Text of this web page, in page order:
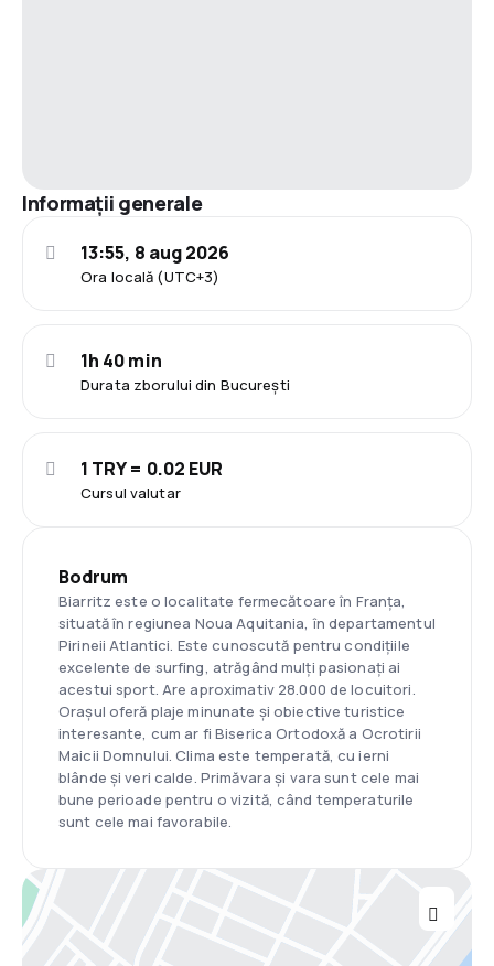
Informații generale
Ora locală (UTC+3)
13:55, 8 aug 2026
Durata zborului din București
1h 40 min
Cursul valutar
1 TRY = 0.02 EUR
Bodrum
Biarritz este o localitate fermecătoare în Franța,
situată în regiunea Noua Aquitania, în departamentul
Pirineii Atlantici. Este cunoscută pentru condițiile
excelente de surfing, atrăgând mulți pasionați ai
acestui sport. Are aproximativ 28.000 de locuitori.
Orașul oferă plaje minunate și obiective turistice
interesante, cum ar fi Biserica Ortodoxă a Ocrotirii
Maicii Domnului. Clima este temperată, cu ierni
blânde și veri calde. Primăvara și vara sunt cele mai
bune perioade pentru o vizită, când temperaturile
sunt cele mai favorabile.